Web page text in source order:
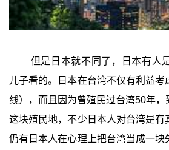
但是日本就不同了，日本有人
儿子看的。日本在台湾不仅有利益
线），而且因为曾殖民过台湾50年
这块殖民地，不少日本人对台湾是有
仍有日本人在心理上把台湾当成一块